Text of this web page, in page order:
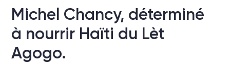
Michel Chancy, déterminé
à nourrir Haïti du Lèt
Agogo.